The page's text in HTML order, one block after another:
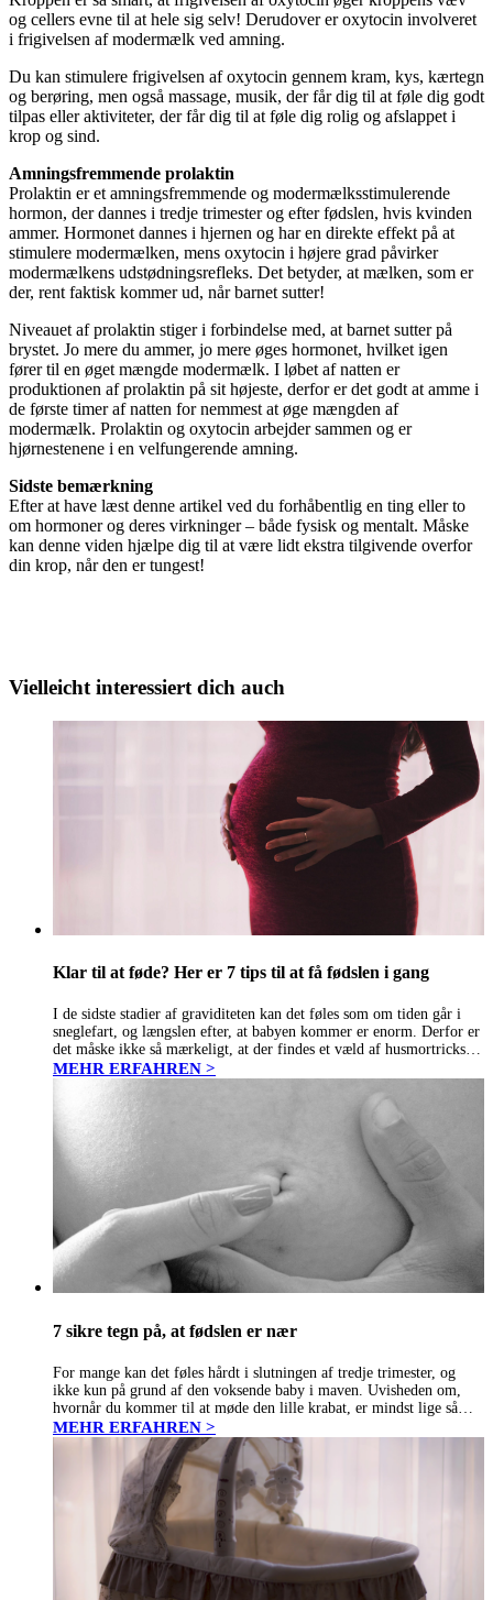
og cellers evne til at hele sig selv! Derudover er oxytocin involveret
i frigivelsen af modermælk ved amning.
Du kan stimulere frigivelsen af oxytocin gennem kram, kys, kærtegn
og berøring, men også massage, musik, der får dig til at føle dig godt
tilpas eller aktiviteter, der får dig til at føle dig rolig og afslappet i
krop og sind.
Amningsfremmende prolaktin
Prolaktin er et amningsfremmende og modermælksstimulerende
hormon, der dannes i tredje trimester og efter fødslen, hvis kvinden
ammer. Hormonet dannes i hjernen og har en direkte effekt på at
stimulere modermælken, mens oxytocin i højere grad påvirker
modermælkens udstødningsrefleks. Det betyder, at mælken, som er
der, rent faktisk kommer ud, når barnet sutter!
Niveauet af prolaktin stiger i forbindelse med, at barnet sutter på
brystet. Jo mere du ammer, jo mere øges hormonet, hvilket igen
fører til en øget mængde modermælk. I løbet af natten er
produktionen af prolaktin på sit højeste, derfor er det godt at amme i
de første timer af natten for nemmest at øge mængden af
modermælk. Prolaktin og oxytocin arbejder sammen og er
hjørnestenene i en velfungerende amning.
Sidste bemærkning
Efter at have læst denne artikel ved du forhåbentlig en ting eller to
om hormoner og deres virkninger – både fysisk og mentalt. Måske
kan denne viden hjælpe dig til at være lidt ekstra tilgivende overfor
din krop, når den er tungest!
Vielleicht interessiert dich auch
Klar til at føde? Her er 7 tips til at få fødslen i gang
I de sidste stadier af graviditeten kan det føles som om tiden går i
sneglefart, og længslen efter, at babyen kommer er enorm. Derfor er
det måske ikke så mærkeligt, at der findes et væld af husmortricks til
at sætte…
MEHR ERFAHREN >
7 sikre tegn på, at fødslen er nær
For mange kan det føles hårdt i slutningen af tredje trimester, og
ikke kun på grund af den voksende baby i maven. Uvisheden om,
hvornår du kommer til at møde den lille krabat, er mindst lige så
udfordrende. Sandheden er,…
MEHR ERFAHREN >